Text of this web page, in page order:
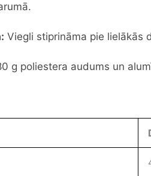
Viegli stiprināma pie lielākās
g poliestera audums un